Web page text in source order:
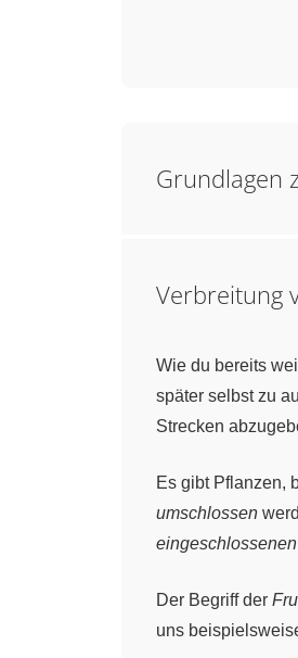
Grundlagen
Verbreitung
Wie du bereits
später selbst zu
Strecken
Es gibt Pflanzen,
umschlossen
eingeschlossenen
Der Begriff der
uns